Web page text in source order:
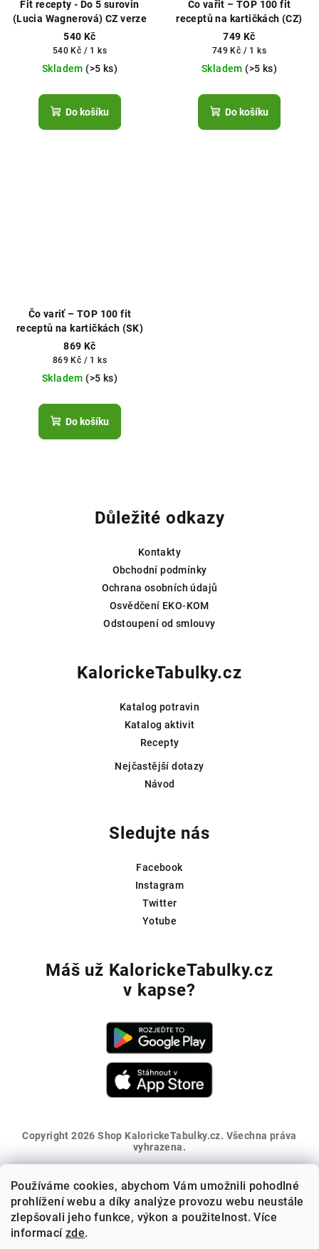
Používáme cookies, abychom Vám umožnili pohodlné
prohlížení webu a díky analýze provozu webu neustále
zlepšovali jeho funkce, výkon a použitelnost. Více
informacízde.
Fit recepty - Do 5 surovin
(Lucia Wagnerová) CZ verze
540 Kč
Měrná
cena:
540 Kč / 1 ks
Skladem (>5 ks)
Do košíku
Co vařit – TOP 100 fit
receptů na kartičkách (CZ)
749 Kč
Měrná
cena:
749 Kč / 1 ks
Skladem (>5 ks)
Do košíku
Čo variť – TOP 100 fit
receptů na kartičkách (SK)
869 Kč
Měrná
cena:
869 Kč / 1 ks
Skladem (>5 ks)
Do košíku
Důležité odkazy
Kontakty
Obchodní podmínky
Ochrana osobních údajů
Osvědčení EKO-KOM
Odstoupení od smlouvy
KalorickeTabulky.cz
Katalog potravin
Katalog aktivit
Recepty
Nejčastější dotazy
Návod
Sledujte nás
Facebook
Instagram
Twitter
Yotube
Máš už KalorickeTabulky.cz
v kapse?
Copyright 2026Shop KalorickeTabulky.cz. Všechna práva
vyhrazena.
Získej 5% slevu na první nákup
Přihlaš se k odběru novinek a sleva ti přijde na e-mail.